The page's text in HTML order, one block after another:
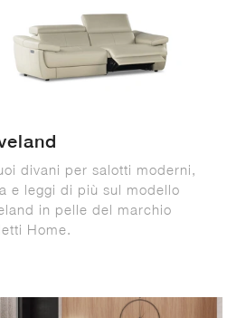
divani per salotti moderni,
e leggi di più sul modello
in pelle del marchio
Home.